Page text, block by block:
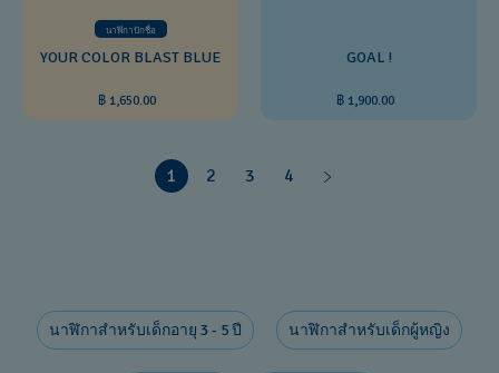
นาฬิกาปักชื่อ
YOUR COLOR BLAST BLUE
฿ 1,650.00
GOAL !
฿ 1,900.00
1 2 3 4
นาฬิกาสำหรับเด็กอายุ 3 - 5 ปี นาฬิกาสำหรับเด็กผู้หญิง​